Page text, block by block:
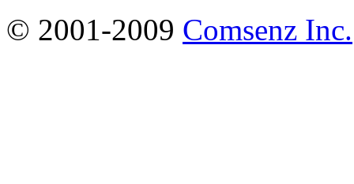
© 2001-2009 Comsenz Inc.